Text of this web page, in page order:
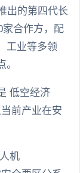
出的第四代长
家合作方，配
工业等多领
低空经济
前产业在安
机